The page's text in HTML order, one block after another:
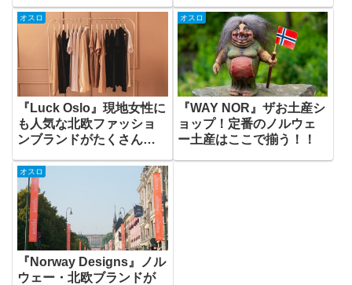
オスロ
『Luck Oslo』現地女性に
も人気な北欧ファッショ
ンブランドがたくさん！
ャレ空間
オスロ
『WAY NOR』ザお土産シ
ョップ！定番のノルウェ
ー土産はここで揃う！！
オスロ
『Norway Designs』ノル
ウェー・北欧ブランドが